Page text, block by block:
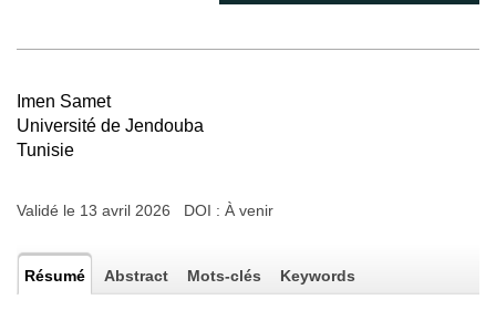
Imen Samet
Université de Jendouba
Tunisie
Validé le 13 avril 2026 DOI : À venir
Résumé Abstract Mots-clés Keywords